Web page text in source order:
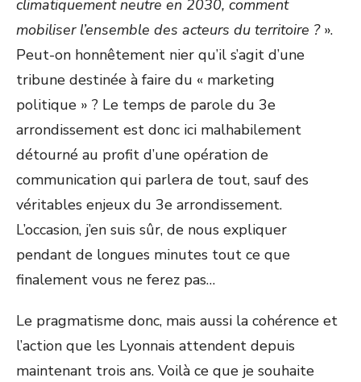
climatiquement neutre en 2030, comment
mobiliser l’ensemble des acteurs du territoire ?».
Peut-on honnêtement nier qu’il s’agit d’une
tribune destinée à faire du « marketing
politique » ? Le temps de parole du 3e
arrondissement est donc ici malhabilement
détourné au profit d’une opération de
communication qui parlera de tout, sauf des
véritables enjeux du 3e arrondissement.
L’occasion, j’en suis sûr, de nous expliquer
pendant de longues minutes tout ce que
finalement vous ne ferez pas…
Le pragmatisme donc, mais aussi la cohérence et
l’action que les Lyonnais attendent depuis
maintenant trois ans. Voilà ce que je souhaite